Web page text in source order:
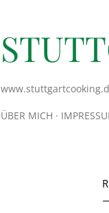
ÜBER MICH